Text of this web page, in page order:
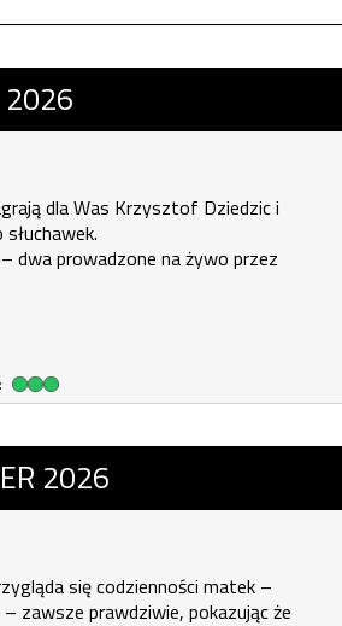
2026
dla Was Krzysztof Dziedzic i
dwa prowadzone na żywo przez
playlisty Spotify. To
którym każdy może przeżywać
2026
się codzienności matek –
zawsze prawdziwie, pokazując że